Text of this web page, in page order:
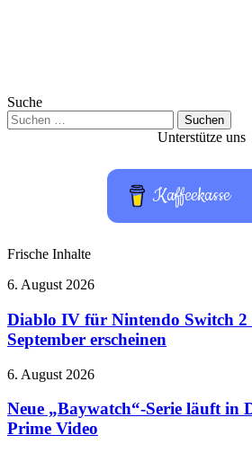
Suche
Suchen
nach:
Unterstütze uns
Kaffeekasse
Frische Inhalte
Diablo
für
Nintendo
Switch
soll
im
September
6. August 2026
Diablo IV für Nintendo Switch 2
September erscheinen
Neue
Serie
läuft
in
6. August 2026
Neue „Baywatch“-Serie läuft in
Prime Video